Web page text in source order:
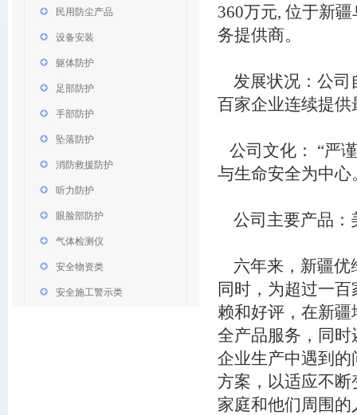
民用防尘产品
设备安装
躯体防护
足部防护
手部防护
坠落防护
消防救援防护
听力防护
眼脸部防护
气体检测仪
安全物资类
安全施工警示类
360万元, 位于新
务提供商。
发展状况：公司
百家企业连续提
公司文化： “严
与生命安全为中心
公司主要产品：
六年来，新疆优
同时，为超过一
赖和好评，在新
全产品服务，同
企业生产中遇到
方案，以适应不
家庭和他们周围